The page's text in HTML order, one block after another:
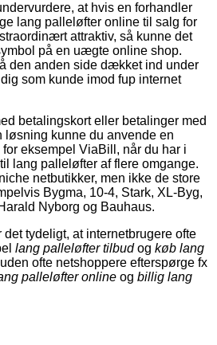
at hvis en forhandler
lang palleløfter online til salg for
attraktiv, så kunne det
på en uægte online shop.
den anden side dækket ind under
som kunde imod fup internet
betalingskort eller betalinger med
løsning kunne du anvende en
eksempel ViaBill, når du har i
lang palleløfter af flere omgange.
netbutikker, men ikke de store
Bygma, 10-4, Stark, XL-Byg,
Nyborg og Bauhaus.
tydeligt, at internetbrugere ofte
lang palleløfter tilbudog køb lang
ofte netshoppere efterspørge fx
palleløfter online og billig lang